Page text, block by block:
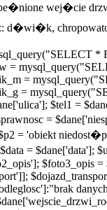
wej�cie
z: d�wi�k,
*
=
=
=
$tel1 =
=
= 'obiekt
= $dane['data'];
$foto3_opis